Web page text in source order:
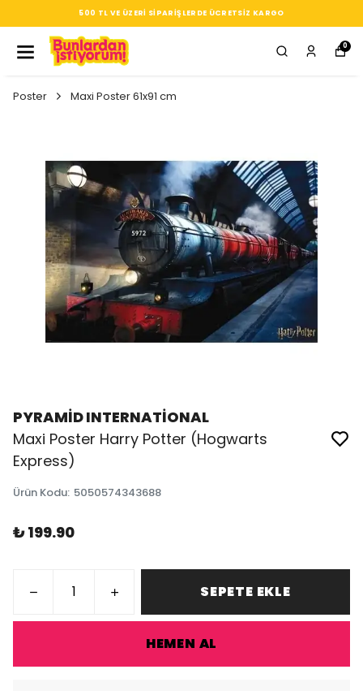
500 TL VE ÜZERI SIPARIŞLERDE ÜCRETSIZ KARGO
0
Poster Maxi Poster 61x91 cm
PYRAMİD INTERNATİONAL
Maxi Poster Harry Potter (Hogwarts
Express)
Ürün Kodu: 5050574343688
₺ 199.90
SEPETE EKLE
HEMEN AL